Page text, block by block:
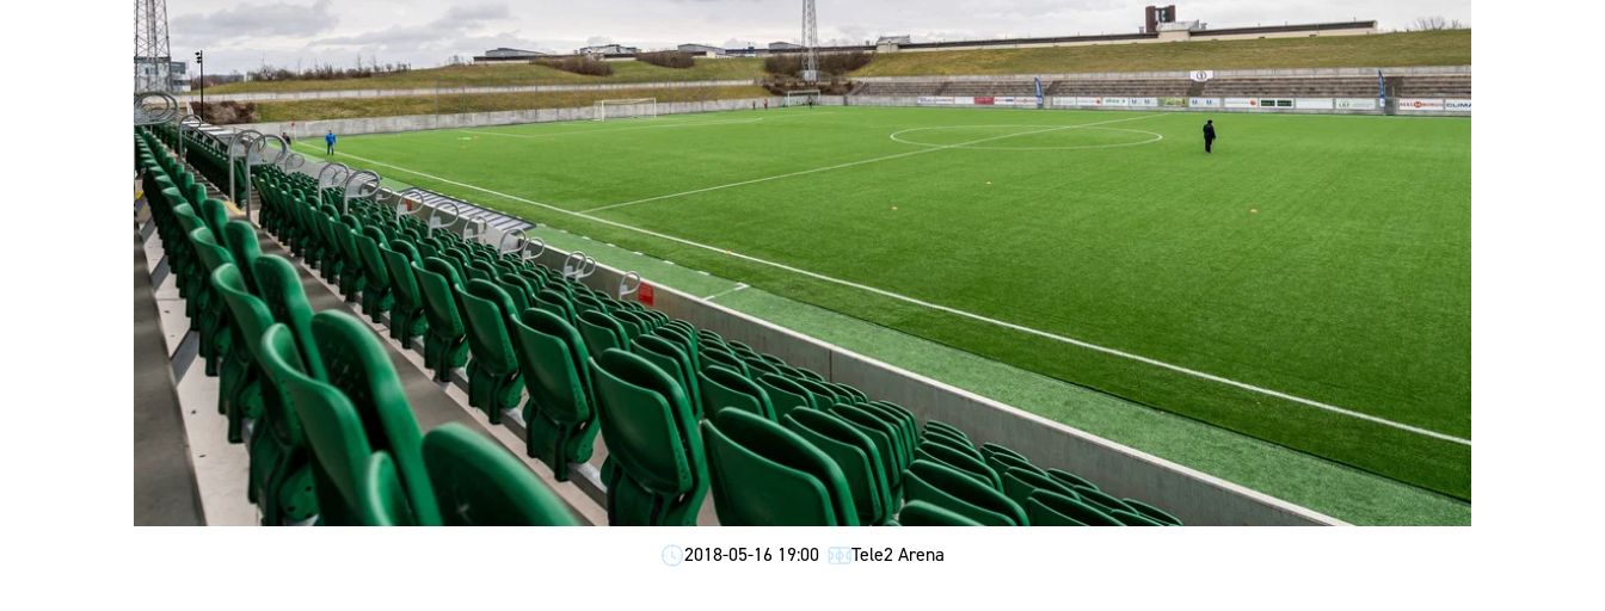
Om Malmö FF
2018-05-16 19:00 Tele2 Arena